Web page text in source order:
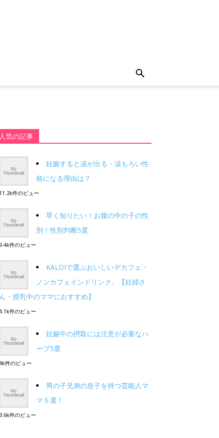
人気の記事
妊娠すると涙が出る・涙もろい性
格になる理由は？
11.2k件のビュー
早く知りたい！お腹の中の子の性
別！性別判断5選
9.4k件のビュー
KALDIで選ぶおいしいデカフェ・
ノンカフェインドリンク。【妊婦さ
ん・授乳中のママにおすすめ】
件のビュー
妊娠中の摂取には注意が必要なハ
ーブ5選
件のビュー
男の子兄弟の息子を持つ芸能人マ
マ５選！
3.6k件のビュー